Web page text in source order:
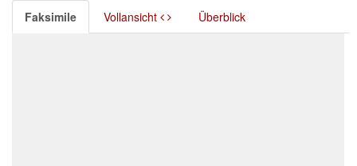
Faksimile Vollansicht Überblick